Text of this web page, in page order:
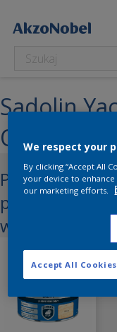
Sadolin
Ochronny
Pakiet plików
pojemności
wymalowanie)
We respect your
By clicking “Accept All
your device to enhance
our marketing efforts.
Accept All Cookies